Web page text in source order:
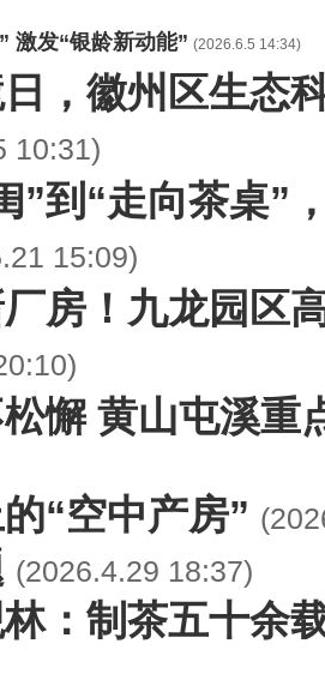
激发“银龄新动能” (2026.6.5 14:34)
，徽州区生态
10:31)
”到“走向茶桌”
15:09)
房！九龙园区
懈 黄山屯溪重
“空中产房”
(2026.4.29 18:37)
：制茶五十余